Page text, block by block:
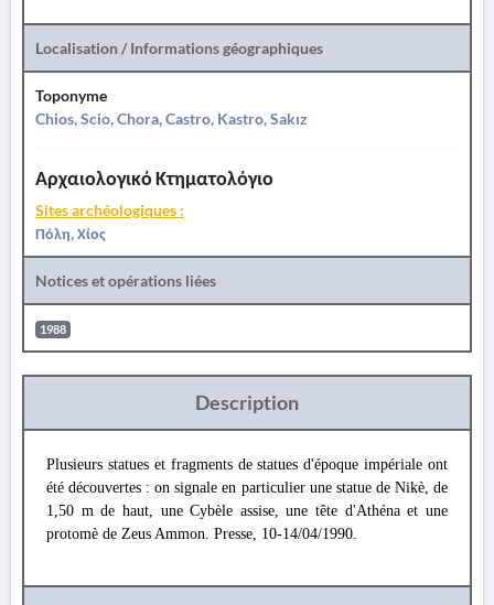
Localisation / Informations géographiques
Toponyme
Chios, Scio, Chora, Castro, Kastro, Sakız
Αρχαιολογικό Κτηματολόγιο
Sites archéologiques :
Πόλη, Χίος
Notices et opérations liées
1988
Description
Plusieurs statues et fragments de statues d'époque impériale ont
été découvertes : on signale en particulier une statue de Nikè, de
1,50 m de haut, une Cybèle assise, une tête d'Athéna et une
protomè de Zeus Ammon. Presse, 10-14/04/1990.